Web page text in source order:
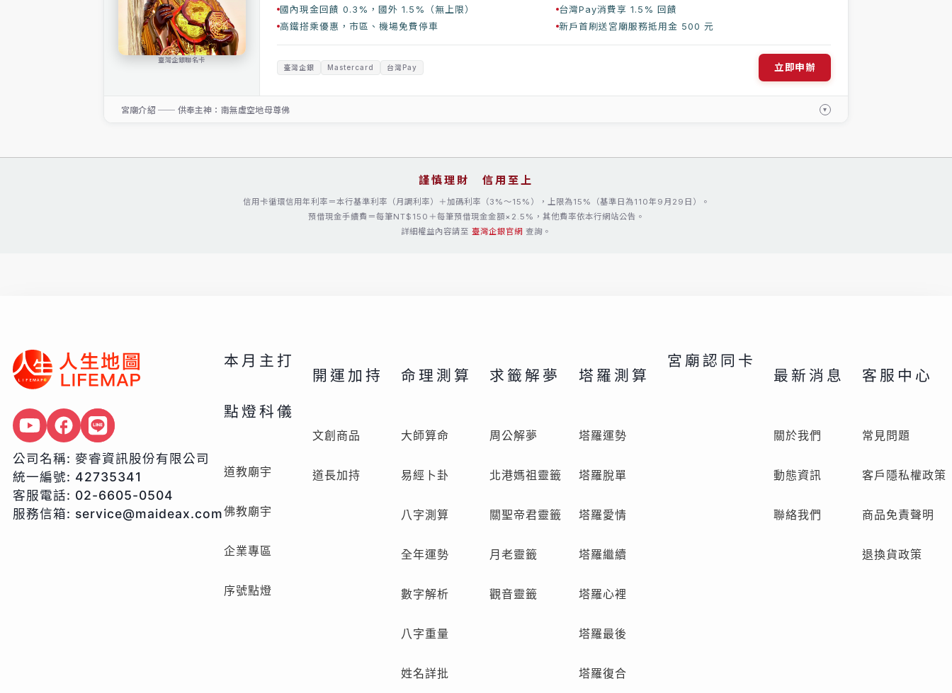
臺灣企銀聯名卡
國內現金回饋 0.3%，國外 1.5%（無上限）
台灣Pay消費享 1.5% 回饋
高鐵搭乘優惠，市區、機場免費停車
新戶首刷送宮廟服務抵用金 500 元
臺灣企銀 Mastercard 台灣Pay 立即申辦
宮廟介紹 ── 供奉主神：南無虛空地母尊佛 ▾
謹慎理財 信用至上
信用卡循環信用年利率＝本行基準利率（月調利率）＋加碼利率（3%～15%），上限為15%（基準日為110年9月29日）。
預借現金手續費＝每筆NT$150＋每筆預借現金金額×2.5%，其他費率依本行網站公告。
詳細權益內容請至 臺灣企銀官網 查詢。
公司名稱: 麥睿資訊股份有限公司
統一編號: 42735341
客服電話: 02-6605-0504
服務信箱: service@maideax.com
本月主打
點燈科儀
道教廟宇
佛教廟宇
企業專區
序號點燈
開運加持
文創商品
道長加持
命理測算
大師算命
易經卜卦
八字測算
全年運勢
數字解析
八字重量
姓名詳批
求籤解夢
周公解夢
北港媽祖靈籤
關聖帝君靈籤
月老靈籤
觀音靈籤
塔羅測算
塔羅運勢
塔羅脫單
塔羅愛情
塔羅繼續
塔羅心裡
塔羅最後
塔羅復合
宮廟認同卡
最新消息
關於我們
動態資訊
聯絡我們
客服中心
常見問題
客戶隱私權政策
商品免責聲明
退換貨政策